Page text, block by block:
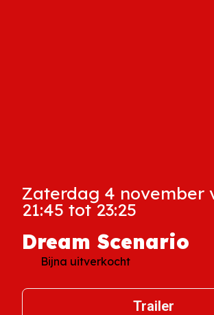
Zaterdag 4 november
21:45 tot 23:25
Dream Scenario
Bijna uitverkocht
Trailer